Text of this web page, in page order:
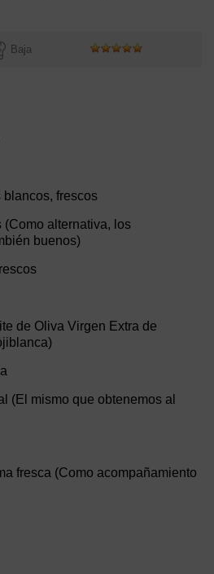
Baja
blancos, frescos
alternativa, los
buenos)
de Oliva Virgen Extra de
(El mismo que obtenemos al
fresca (Como acompañamiento